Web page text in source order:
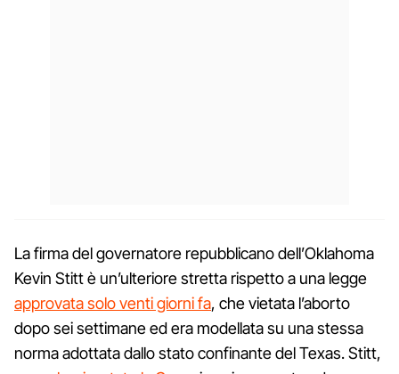
La firma del governatore repubblicano dell’Oklahoma
Kevin Stitt è un’ulteriore stretta rispetto a una legge
approvata solo venti giorni fa, che vietata l’aborto
dopo sei settimane ed era modellata su una stessa
norma adottata dallo stato confinante del Texas. Stitt,